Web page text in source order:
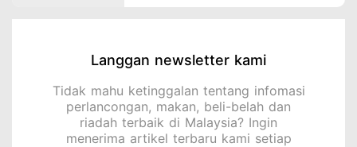
Langgan newsletter kami
Tidak mahu ketinggalan tentang infomasi
perlancongan, makan, beli-belah dan
riadah terbaik di Malaysia? Ingin
menerima artikel terbaru kami setiap